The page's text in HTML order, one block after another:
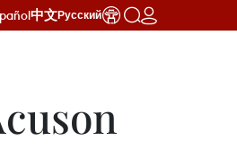
中文Русский